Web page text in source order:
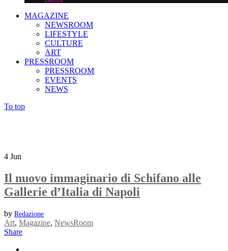
MAGAZINE
NEWSROOM
LIFESTYLE
CULTURE
ART
PRESSROOM
PRESSROOM
EVENTS
NEWS
To top
4 Jun
Il nuovo immaginario di Schifano alle
Gallerie d’Italia di Napoli
by Redazione
Art, Magazine, NewsRoom
Share